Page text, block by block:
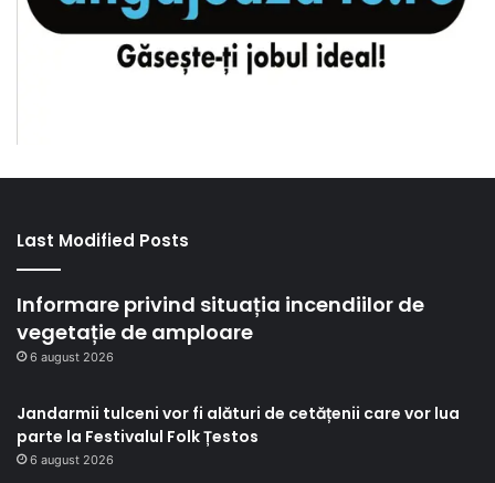
Last Modified Posts
Informare privind situația incendiilor de
vegetație de amploare
6 august 2026
Jandarmii tulceni vor fi alături de cetățenii care vor lua
parte la Festivalul Folk Țestos
6 august 2026